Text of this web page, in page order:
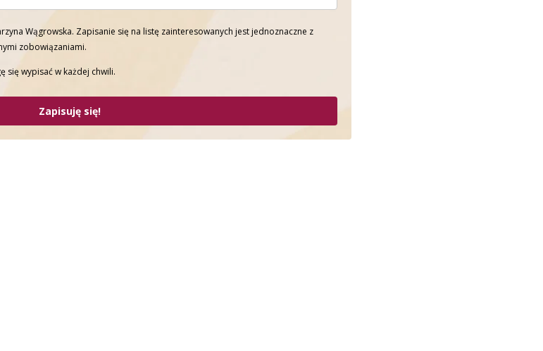
Wągrowska. Zapisanie się na listę zainteresowanych jest jednoznaczne z
zobowiązaniami.
się wypisać w każdej chwili.
Zapisuję się!